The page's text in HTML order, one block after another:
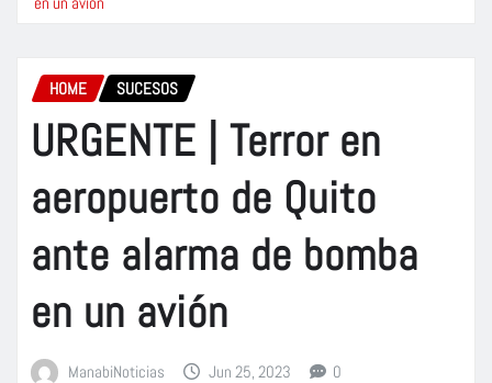
HOME SUCESOS
URGENTE | Terror en
aeropuerto de Quito
ante alarma de bomba
en un avión
ManabiNoticias Jun 25, 2023 0